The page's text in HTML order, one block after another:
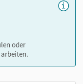
oder